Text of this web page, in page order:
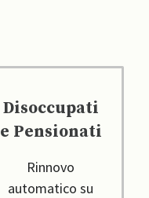
Disoccupati
e Pensionati
Rinnovo
automatico su